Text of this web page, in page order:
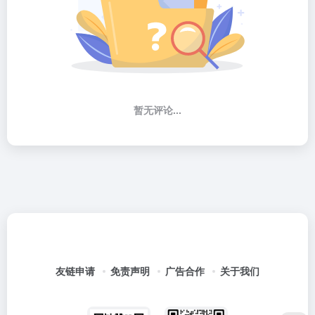
暂无评论...
友链申请 免责声明 广告合作 关于我们